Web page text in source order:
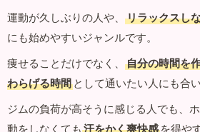
運動が久しぶりの人や、
リラックスし
にも始めやすいジャンルです。
痩せることだけでなく、
自分の時間を
わらげる時間 として通いたい人にも合い
ジムの負荷が高そうに感じる人でも、
動をしなくても 汗をかく爽快感 を得や